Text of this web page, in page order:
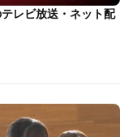
レビ放送・ネット配